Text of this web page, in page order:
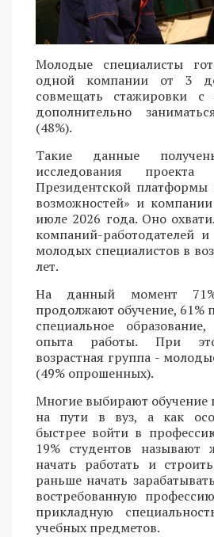
Молодые специалисты
одной компании от 3
совмещать стажировки
дополнительно
(48%).
Такие данные
исследования проекта
Президентской платформы
возможностей» и
июле 2026 года. Оно
компаний-работодателей
молодых специалистов в
лет.
На данный момент 71%
продолжают обучение, 61%
специальное
опыта работы. При
возрастная группа -
(49% опрошенных).
Многие выбирают обучение
на пути в вуз, а как
быстрее войти в
19% студентов называют
начать работать и
раньше начать
востребованную
прикладную
учебных предметов.